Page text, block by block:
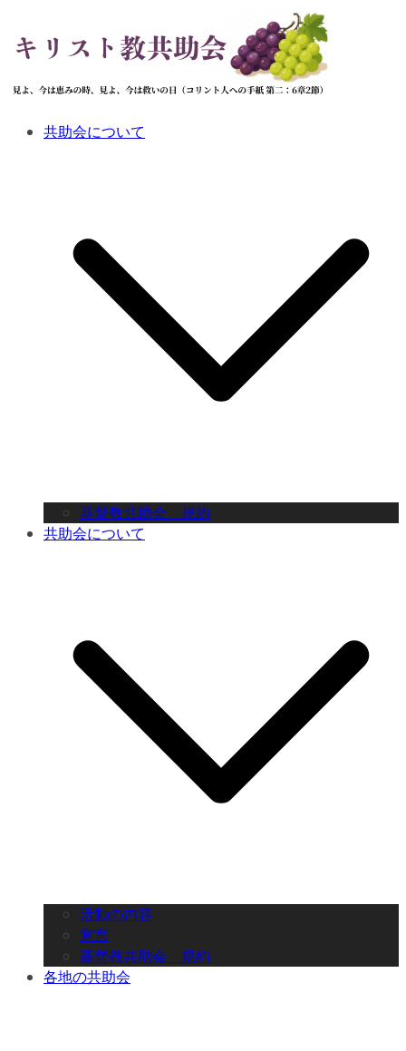
テ
ツ
共助会について
基督教共助会 規約
共助会について
活動の内容
宣言
基督教共助会 規約
各地の共助会